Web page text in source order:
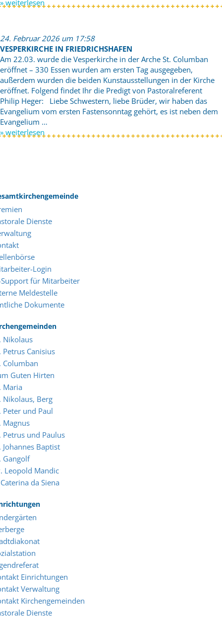
» weiterlesen
24. Februar 2026 um 17:58
VESPERKIRCHE IN FRIEDRICHSHAFEN
Am 22.03. wurde die Vesperkirche in der Arche St. Columban
eröffnet – 330 Essen wurden am ersten Tag ausgegeben,
außerdem wurden die beiden Kunstausstellungen in der Kirche
eröffnet. Folgend findet Ihr die Predigt von Pastoralreferent
Philip Heger: Liebe Schwestern, liebe Brüder, wir haben das
Evangelium vom ersten Fastensonntag gehört, es ist neben dem
Evangelium …
» weiterlesen
Dienste
Login
Support für Mitarbeiter
Meldestelle
Dokumente
Nikolaus
Petrus Canisius
Columban
Guten Hirten
Maria
Nikolaus, Berg
Peter und Paul
Magnus
Petrus und Paulus
Johannes Baptist
Gangolf
Leopold Mandic
da Siena
Einrichtungen
Verwaltung
Kirchengemeinden
Dienste